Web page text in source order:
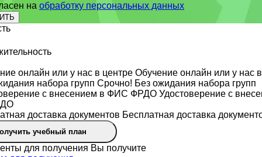
на обработку персональных данных
Обучение онлайн или у нас
Срочно! Без ожидания набора групп
Удостоверение с
Бесплатная доставка
учебный план
Вы получите